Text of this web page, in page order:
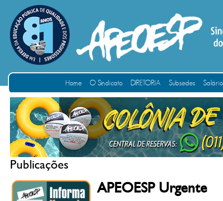
Home O Sindicato DIRETORIA Subsedes
Publicações
APEOESP Urgente